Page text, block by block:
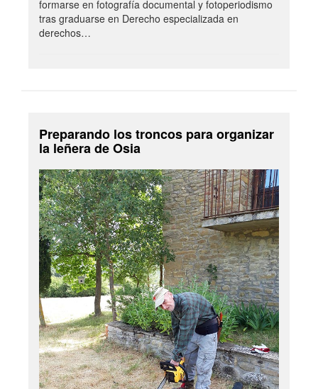
formarse en fotografía documental y fotoperiodismo
tras graduarse en Derecho especializada en
derechos…
Preparando los troncos para organizar
la leñera de Osia